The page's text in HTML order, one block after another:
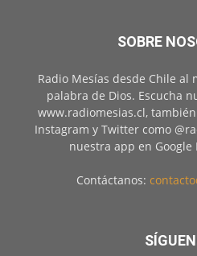
SOBRE
Radio Mesías desde Chile
palabra de Dios. Escucha
www.radiomesias.cl,
Instagram y Twitter como
nuestra app en Google
Contáctanos: